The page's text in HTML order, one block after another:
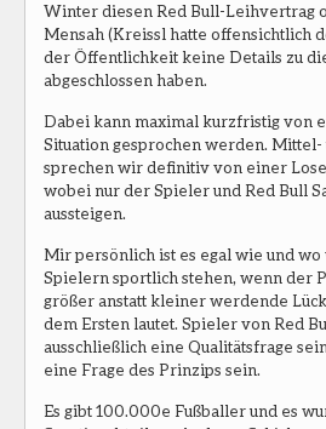
Winter diesen Red Bull-Leihvertrag
Mensah (Kreissl hatte offensichtlich
der Öffentlichkeit keine Details zu
abgeschlossen haben.
Dabei kann maximal kurzfristig von
Situation gesprochen werden.
sprechen wir definitiv von einer
wobei nur der Spieler und Red Bull
aussteigen.
Mir persönlich ist es egal wie und
Spielern sportlich stehen, wenn der
größer anstatt kleiner werdende
dem Ersten lautet. Spieler von Red
ausschließlich eine Qualitätsfrage
eine Frage des Prinzips sein.
Es gibt 100.000e Fußballer und es